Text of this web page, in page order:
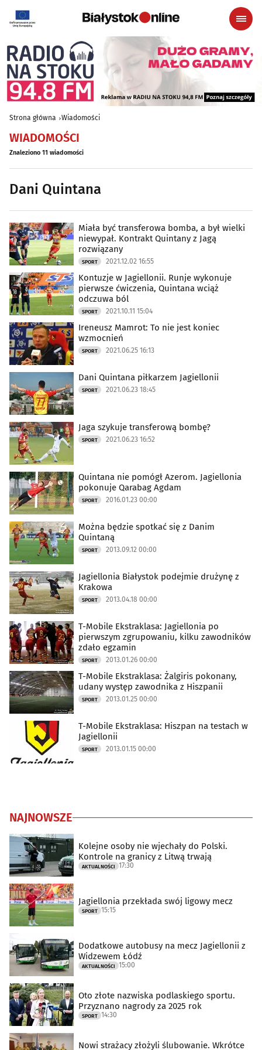
Strona główna Wiadomości
WIADOMOŚCI
Znaleziono 11 wiadomości
Dani Quintana
Miała być transferowa bomba, a był wielki
niewypał. Kontrakt Quintany z Jagą
rozwiązany
SPORT 2021.12.02 16:55
Kontuzje w Jagiellonii. Runje wykonuje
pierwsze ćwiczenia, Quintana wciąż
odczuwa ból
SPORT 2021.10.11 15:04
Ireneusz Mamrot: To nie jest koniec
wzmocnień
SPORT 2021.06.25 16:13
Dani Quintana piłkarzem Jagiellonii
SPORT 2021.06.23 18:45
Jaga szykuje transferową bombę?
SPORT 2021.06.23 16:52
Quintana nie pomógł Azerom. Jagiellonia
pokonuje Qarabag Agdam
SPORT 2016.01.23 00:00
Można będzie spotkać się z Danim
Quintaną
SPORT 2013.09.12 00:00
Jagiellonia Białystok podejmie drużynę z
Krakowa
SPORT 2013.04.18 00:00
T-Mobile Ekstraklasa: Jagiellonia po
pierwszym zgrupowaniu, kilku zawodników
zdało egzamin
SPORT 2013.01.26 00:00
T-Mobile Ekstraklasa: Żalgiris pokonany,
udany występ zawodnika z Hiszpanii
SPORT 2013.01.25 00:00
T-Mobile Ekstraklasa: Hiszpan na testach w
Jagiellonii
SPORT 2013.01.15 00:00
NAJNOWSZE
Kolejne osoby nie wjechały do Polski.
Kontrole na granicy z Litwą trwają
AKTUALNOŚCI 17:30
Jagiellonia przekłada swój ligowy mecz
SPORT 15:15
Dodatkowe autobusy na mecz Jagiellonii z
Widzewem Łódź
AKTUALNOŚCI 15:00
Oto złote nazwiska podlaskiego sportu.
Przyznano nagrody za 2025 rok
SPORT 14:30
Nowi strażacy złożyli ślubowanie. Wkrótce